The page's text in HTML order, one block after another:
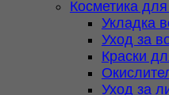
Косметика
Укладка
Уход за
Краски
Уход за